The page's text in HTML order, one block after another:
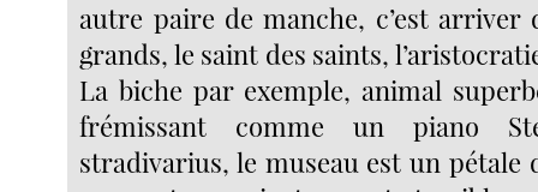
autre paire de manche, c’est arriver
grands, le saint des saints,
La biche par exemple, animal
frémissant comme un piano
stradivarius, le museau est un pétale